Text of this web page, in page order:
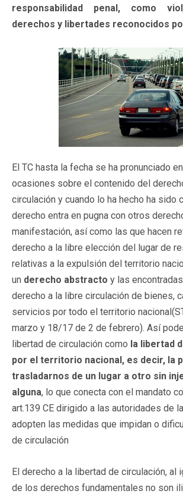
responsabilidad penal, como
derechos y libertades reconocidos
El TC hasta la fecha se ha pronunciado
ocasiones sobre el contenido del
circulación y cuando lo ha hecho ha sido
derecho entra en pugna con otros
manifestación, así como las que hacen
derecho a la libre elección del lugar de
relativas a la expulsión del territorio
un derecho abstracto y las
derecho a la libre circulación de bienes,
servicios por todo el territorio
marzo y 18/17 de 2 de febrero). Así
libertad de circulación como la libertad
por el territorio nacional, es decir, la
trasladarnos de un lugar a otro sin
alguna, lo que conecta con el mandato
art.139 CE dirigido a las autoridades de
adopten las medidas que impidan o
de circulación
El derecho a la libertad de circulación, al
de los derechos fundamentales no son